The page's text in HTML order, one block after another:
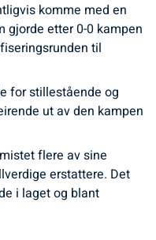
komme med en
gjorde etter 0-0 kampen
til
for stillestående og
ut av den kampen
flere av sine
erstattere. Det
i laget og blant